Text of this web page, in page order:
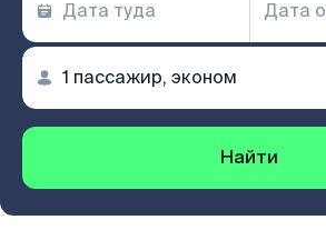
Найти